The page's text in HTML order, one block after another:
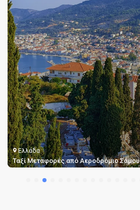
Ελλάδα
Ταξί Μεταφορές από Αεροδρόμιο Σάμου